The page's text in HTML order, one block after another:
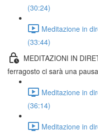
(30:24)
Meditazione in
(33:44)
MEDITAZIONI IN
ferragosto ci sarà una
Meditazione in
(36:14)
Meditazione in